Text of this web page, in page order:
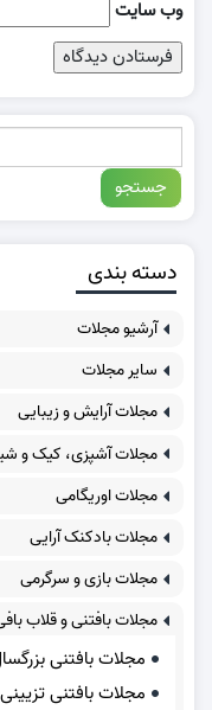
وب‌ سایت
دسته بندی
آرشیو مجلات
سایر مجلات
مجلات آرایش و زیبایی
مجلات آشپزی، کیک و
مجلات اوریگامی
مجلات بادکنک آرایی
مجلات بازی و سرگرمی
مجلات بافتنی و قلاب
مجلات بافتنی
مجلات بافتنی تزیینی